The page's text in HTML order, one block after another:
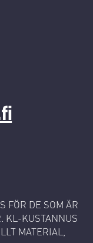
FÖR DE SOM ÄR
KL-KUSTANNUS
MATERIAL,